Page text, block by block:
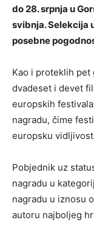
do 28. srpnja u
svibnja. Selekcija
posebne
Kao i proteklih pet
dvadeset i devet
europskih
nagradu, čime
europsku
Pobjednik uz
nagradu u
nagradu u iznosu
autoru najboljeg